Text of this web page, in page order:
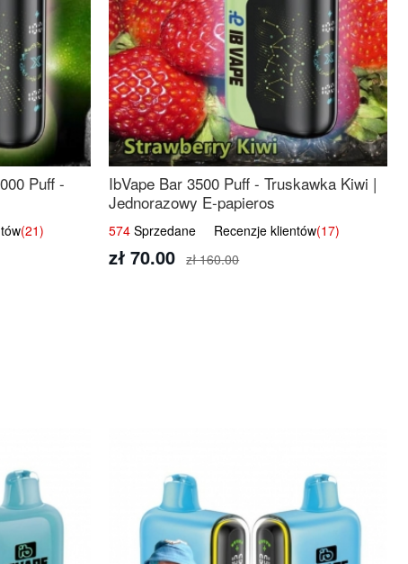
Puff -
(21)
IbVape Bar 3500 Puff - Truskawka Kiwi |
Jednorazowy E-papieros
574 Sprzedane Recenzje klientów(17)
zł 70.00 zł 160.00